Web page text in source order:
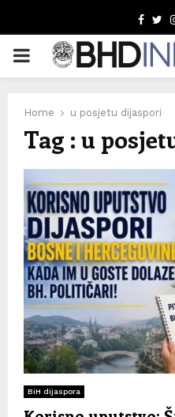
PRIMARY
Home u posjetu dijaspori
Tag : u
BiH dijaspora